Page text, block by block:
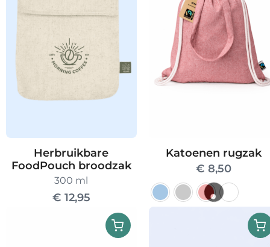
Herbruikbare
FoodPouch broodzak
300 ml
€ 12,95
Katoenen rugzak
€ 8,50
product